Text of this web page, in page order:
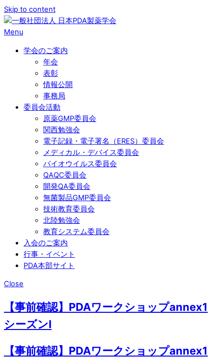
Skip to content
Menu
学会のご案内
年会
表彰
情報公開
事務局
委員会活動
原薬GMP委員会
関西勉強会
電子記録・電子署名（ERES）委員会
メディカル・デバイス委員会
バイオウイルス委員会
QAQC委員会
開発QA委員会
無菌製品GMP委員会
技術教育委員会
北陸勉強会
教育システム委員会
入会のご案内
行事・イベント
PDA本部サイト
Close
【事前確認】PDAワークショップannex1
シーズンⅠ
【事前確認】PDAワークショップannex1